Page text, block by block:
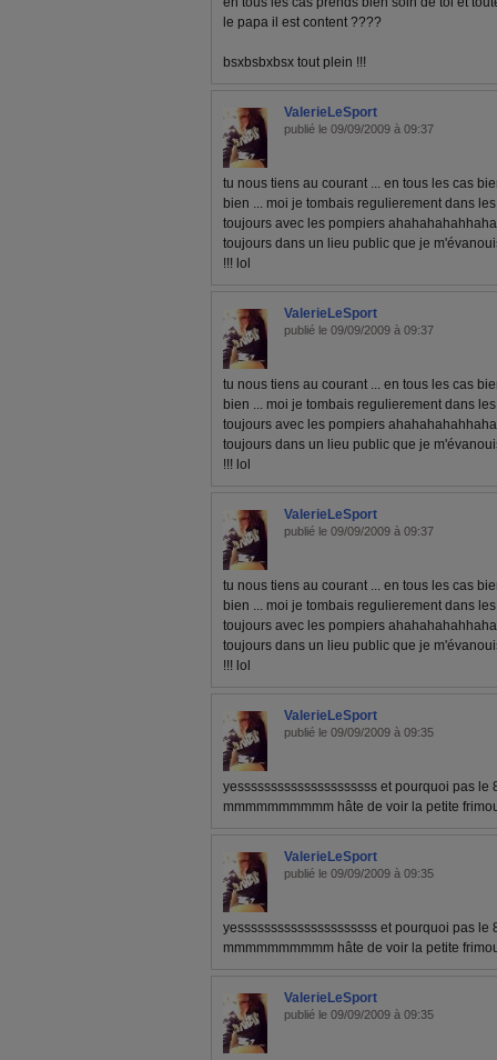
le papa il est content ????
bsxbsbxbsx tout plein !!!
ValerieLeSport
publié le 09/09/2009 à 09:37
tu nous tiens au courant ... en tous les cas
bien ... moi je tombais regulierement dans
toujours avec les pompiers
toujours dans un lieu public que je
!!! lol
ValerieLeSport
publié le 09/09/2009 à 09:37
tu nous tiens au courant ... en tous les cas
bien ... moi je tombais regulierement dans
toujours avec les pompiers
toujours dans un lieu public que je
!!! lol
ValerieLeSport
publié le 09/09/2009 à 09:37
tu nous tiens au courant ... en tous les cas
bien ... moi je tombais regulierement dans
toujours avec les pompiers
toujours dans un lieu public que je
!!! lol
ValerieLeSport
publié le 09/09/2009 à 09:35
yesssssssssssssssssssss et pourquoi pas le
mmmmmmmmmm hâte de voir la petite
ValerieLeSport
publié le 09/09/2009 à 09:35
yesssssssssssssssssssss et pourquoi pas le
mmmmmmmmmm hâte de voir la petite
ValerieLeSport
publié le 09/09/2009 à 09:35